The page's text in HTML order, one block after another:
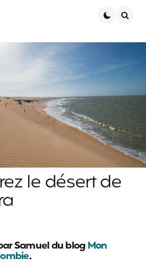
le désert de
Samuel du blogMon
.